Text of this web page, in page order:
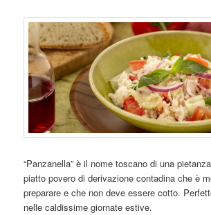
“Panzanella” è il nome toscano di una
piatto povero di derivazione contadina che è
preparare e che non deve essere cotto.
nelle caldissime giornate estive.